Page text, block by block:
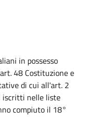
in possesso
48 Costituzione e
di cui all'art. 2
iscritti nelle liste
compiuto il 18°